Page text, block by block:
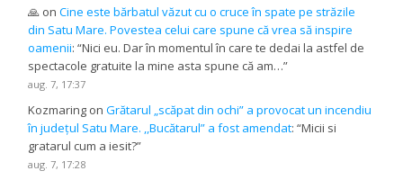
🙏 onCine este bărbatul văzut cu o cruce în spate pe străzile
din Satu Mare. Povestea celui care spune că vrea să inspire
oamenii: “Nici eu. Dar în momentul în care te dedai la astfel de
spectacole gratuite la mine asta spune că am…”
aug. 7, 17:37
Kozmaring onGrătarul „scăpat din ochi” a provocat un incendiu
în județul Satu Mare. ,,Bucătarul” a fost amendat: “Micii si
gratarul cum a iesit?”
aug. 7, 17:28